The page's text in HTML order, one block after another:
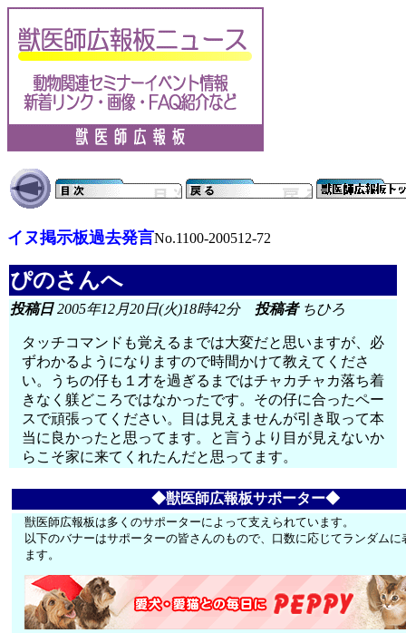
イヌ掲示板過去発言No.1100-200512-72
ぴのさんへ
投稿日2005年12月20日(火)18時42分 投稿者ちひろ
タッチコマンドも覚えるまでは大変だと思いますが、必
ずわかるようになりますので時間かけて教えてくださ
い。うちの仔も１才を過ぎるまではチャカチャカ落ち着
きなく躾どころではなかったです。その仔に合ったペー
スで頑張ってください。目は見えませんが引き取って本
当に良かったと思ってます。と言うより目が見えないか
らこそ家に来てくれたんだと思ってます。
◆獣医師広報板サポーター◆
獣医師広報板は多くのサポーターによって支えられています。
以下のバナーはサポーターの皆さんのもので、口数に応じてランダムに
ます。